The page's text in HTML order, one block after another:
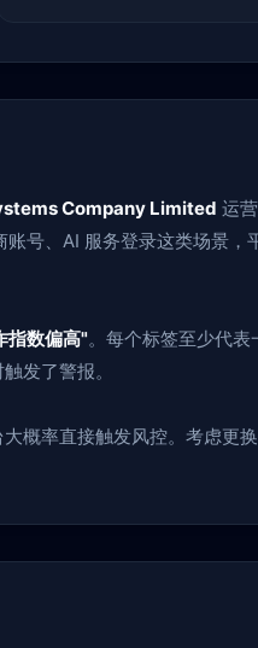
Company Limited 运
号、AI 服务登录这类场景，
指数偏高"。每个标签至少代
发了警报。
概率直接触发风控。考虑更